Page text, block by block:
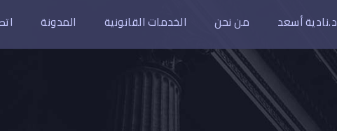
د.نادية أسعد من نحن الخدمات القانونية المدونة